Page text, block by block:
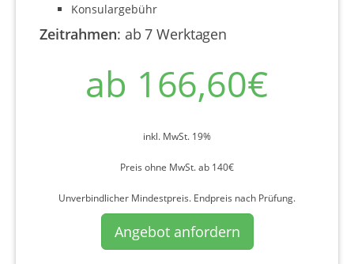
Konsulargebühr
Zeitrahmen: ab 7 Werktagen
ab 166,60€
inkl. MwSt. 19%
Preis ohne MwSt. ab 140€
Unverbindlicher Mindestpreis. Endpreis nach Prüfung.
Angebot anfordern